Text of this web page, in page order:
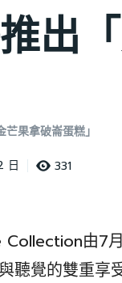
出
果拿破崙蛋糕」
日 331
Collection由7
聽覺的雙重享